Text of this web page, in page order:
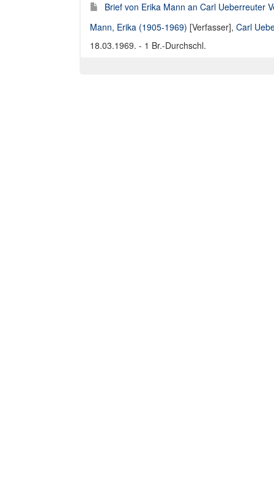
Brief von Erika Mann an Carl Ueberreuter
Mann, Erika (1905-1969) [Verfasser], Carl
18.03.1969. - 1 Br.-Durchschl.